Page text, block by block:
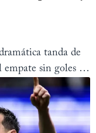
tanda de
sin goles y